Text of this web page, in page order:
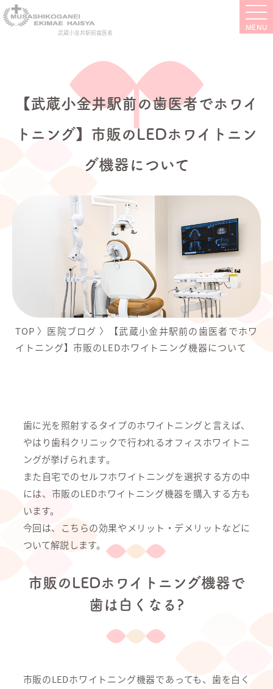
武蔵小金井駅前歯医者
【武蔵小金井駅前の歯医者でホワイ
トニング】市販のLEDホワイトニン
グ機器について
TOP 〉 医院ブログ 〉
【武蔵小金井駅前の歯医者でホワ
イトニング】市販のLEDホワイトニング機器について
歯に光を照射するタイプのホワイトニングと言えば、
やはり歯科クリニックで行われるオフィスホワイトニ
ングが挙げられます。
また自宅でのセルフホワイトニングを選択する方の中
には、市販のLEDホワイトニング機器を購入する方も
います。
今回は、こちらの効果やメリット・デメリットなどに
ついて解説します。
市販のLEDホワイトニング機器で
歯は白くなる?
市販のLEDホワイトニング機器であっても、歯を白く